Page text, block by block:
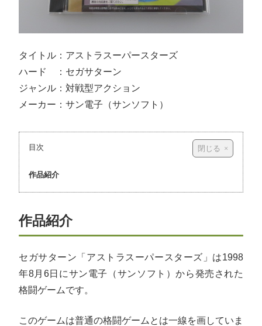
タイトル：アストラスーパースターズ
ハード ：セガサターン
ジャンル：対戦型アクション
メーカー：サン電子（サンソフト）
目次
作品紹介
作品紹介
セガサターン「アストラスーパースターズ」は1998
年8月6日にサン電子（サンソフト）から発売された
格闘ゲームです。
このゲームは普通の格闘ゲームとは一線を画していま